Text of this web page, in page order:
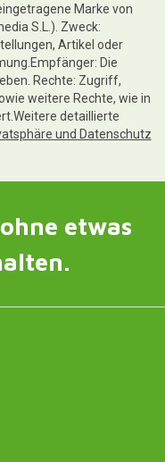
Marke von
S.L.). Zweck:
Artikel oder
Die
Rechte: Zugriff,
weitere Rechte, wie in
detaillierte
und Datenschutz
etwas